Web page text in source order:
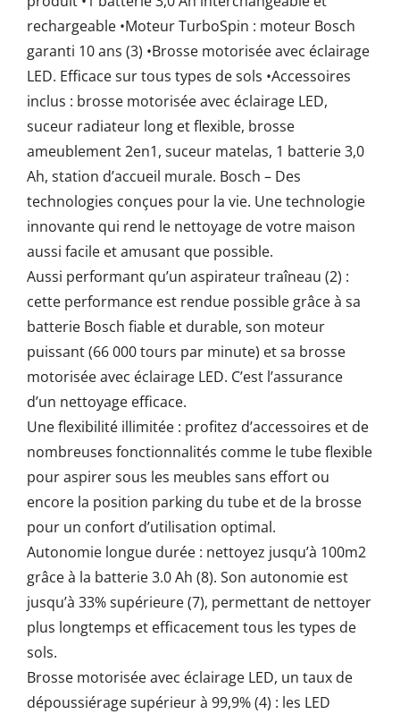
rechargeable •Moteur TurboSpin : moteur Bosch
garanti 10 ans (3) •Brosse motorisée avec éclairage
LED. Efficace sur tous types de sols •Accessoires
inclus : brosse motorisée avec éclairage LED,
suceur radiateur long et flexible, brosse
ameublement 2en1, suceur matelas, 1 batterie 3,0
Ah, station d’accueil murale. Bosch – Des
technologies conçues pour la vie. Une technologie
innovante qui rend le nettoyage de votre maison
aussi facile et amusant que possible.
Aussi performant qu’un aspirateur traîneau (2) :
cette performance est rendue possible grâce à sa
batterie Bosch fiable et durable, son moteur
puissant (66 000 tours par minute) et sa brosse
motorisée avec éclairage LED. C’est l’assurance
d’un nettoyage efficace.
Une flexibilité illimitée : profitez d’accessoires et de
nombreuses fonctionnalités comme le tube flexible
pour aspirer sous les meubles sans effort ou
encore la position parking du tube et de la brosse
pour un confort d’utilisation optimal.
Autonomie longue durée : nettoyez jusqu’à 100m2
grâce à la batterie 3.0 Ah (8). Son autonomie est
jusqu’à 33% supérieure (7), permettant de nettoyer
plus longtemps et efficacement tous les types de
sols.
Brosse motorisée avec éclairage LED, un taux de
dépoussiérage supérieur à 99,9% (4) : les LED